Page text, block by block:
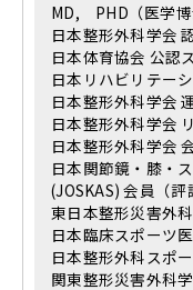
MD, PHD（医学博
日本整形外科学会
日本体育協会 公認
日本リハビリテー
日本整形外科学会
日本整形外科学会
日本整形外科学会
日本関節鏡・膝・
(JOSKAS) 会員（評
東日本整形災害外
日本臨床スポーツ
日本整形外科スポ
関東整形災害外科